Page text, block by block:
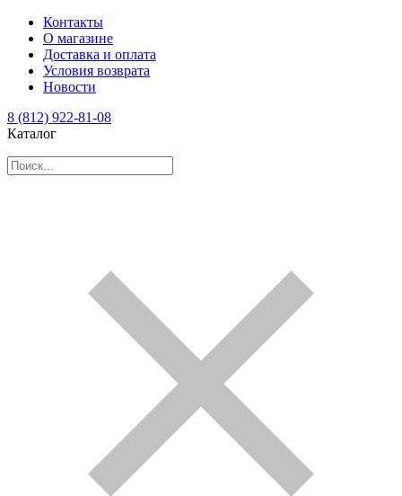
Контакты
О магазине
Доставка и оплата
Условия возврата
Новости
8 (812) 922-81-08
Каталог